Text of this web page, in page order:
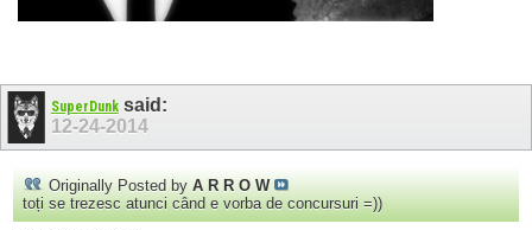
SuperDunksaid:
12-24-2014
Originally Posted by A R R O W
toți se trezesc atunci când e vorba de concursuri =))